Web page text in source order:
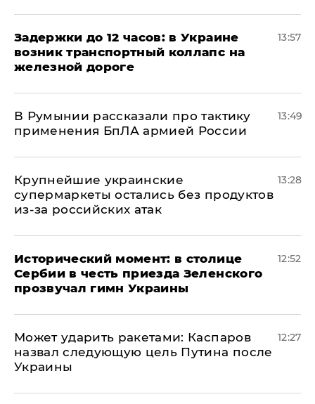
Задержки до 12 часов: в Украине
возник транспортный коллапс на
железной дороге
13:57
В Румынии рассказали про тактику
применения БпЛА армией России
13:49
Крупнейшие украинские
супермаркеты остались без продуктов
из-за российских атак
13:28
Исторический момент: в столице
Сербии в честь приезда Зеленского
прозвучал гимн Украины
12:52
Может ударить ракетами: Каспаров
назвал следующую цель Путина после
Украины
12:27